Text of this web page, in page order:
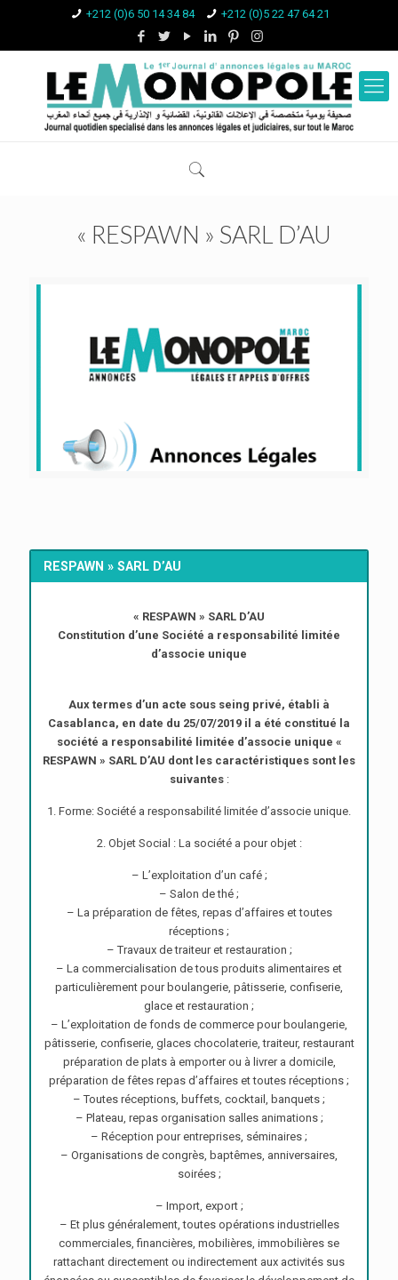
+212 (0)6 50 14 34 84 +212 (0)5 22 47 64 21
« RESPAWN » SARL D’AU
RESPAWN » SARL D’AU
« RESPAWN » SARL D’AU
Constitution d’une Société a responsabilité limitée
d’associe unique
Aux termes d’un acte sous seing privé, établi à
Casablanca, en date du 25/07/2019 il a été constitué la
société a responsabilité limitée d’associe unique «
RESPAWN » SARL D’AU dont les caractéristiques sont les
suivantes:
1. Forme: Société a responsabilité limitée d’associe unique.
2. Objet Social : La société a pour objet :
– L’exploitation d’un café ;
– Salon de thé ;
– La préparation de fêtes, repas d’affaires et toutes
réceptions ;
– Travaux de traiteur et restauration ;
– La commercialisation de tous produits alimentaires et
particulièrement pour boulangerie, pâtisserie, confiserie,
glace et restauration ;
– L’exploitation de fonds de commerce pour boulangerie,
pâtisserie, confiserie, glaces chocolaterie, traiteur, restaurant
préparation de plats à emporter ou à livrer a domicile,
préparation de fêtes repas d’affaires et toutes réceptions ;
– Toutes réceptions, buffets, cocktail, banquets ;
– Plateau, repas organisation salles animations ;
– Réception pour entreprises, séminaires ;
– Organisations de congrès, baptêmes, anniversaires,
soirées ;
– Import, export ;
– Et plus généralement, toutes opérations industrielles
commerciales, financières, mobilières, immobilières se
rattachant directement ou indirectement aux activités sus